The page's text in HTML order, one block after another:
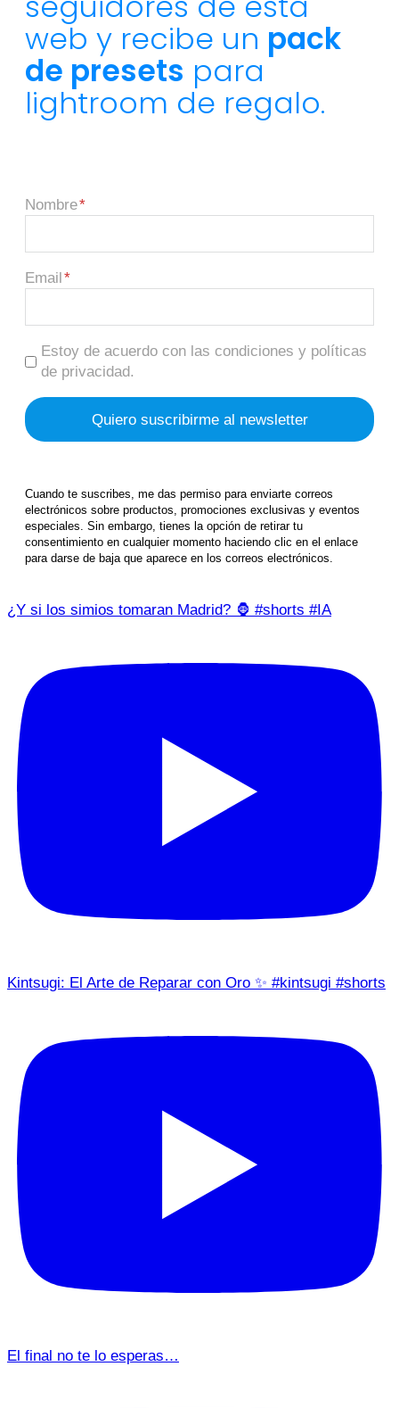
web y recibe un pack
de presets para
lightroom de regalo.
Nombre
Email
Estoy de acuerdo con las condiciones y políticas
de privacidad.
Cuando te suscribes, me das permiso para enviarte correos
electrónicos sobre productos, promociones exclusivas y eventos
especiales. Sin embargo, tienes la opción de retirar tu
consentimiento en cualquier momento haciendo clic en el enlace
para darse de baja que aparece en los correos electrónicos.
¿Y si los simios tomaran Madrid? 🦍 #shorts #IA
Kintsugi: El Arte de Reparar con Oro ✨ #kintsugi #shorts
El final no te lo esperas…